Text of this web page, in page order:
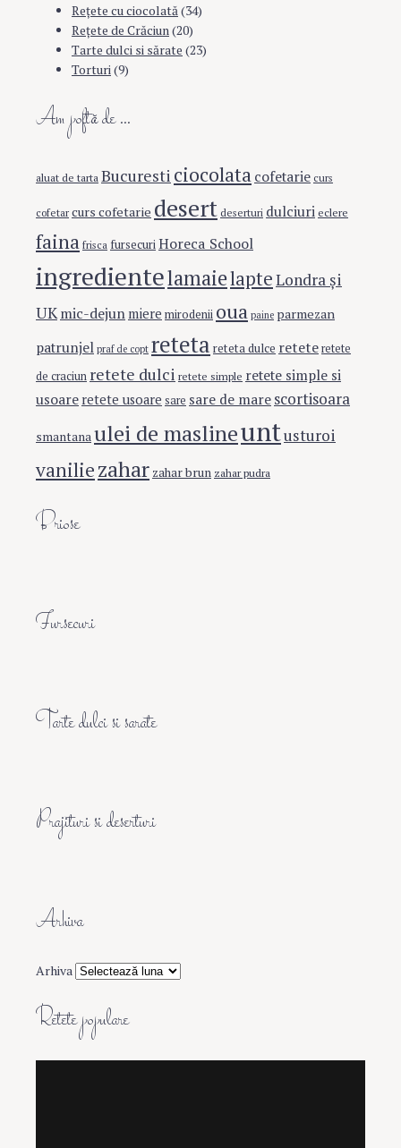
Reţete cu ciocolată (34)
Reţete de Crăciun (20)
Tarte dulci si sărate (23)
Torturi (9)
Am poftă de …
aluat de tarta Bucuresti ciocolata cofetarie curs
cofetar curs cofetarie desert deserturi dulciuri eclere
faina frisca fursecuri Horeca School
ingredientelamaielapteLondra şi
UKmic-dejun miere mirodenii oua paine parmezan
patrunjel praf de copt reteta reteta dulce reteteretete
de craciun retete dulci retete simple retete simple si
usoare retete usoare sare sare de mare scortisoara
smantana ulei de maslineuntusturoi
vaniliezahar zahar brun zahar pudra
Briose
Fursecuri
Tarte dulci si sarate
Prajituri si deserturi
Arhiva
Arhiva
Retete populare